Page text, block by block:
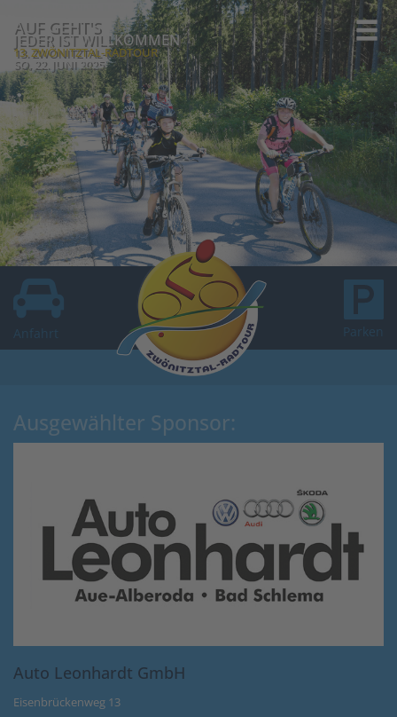
AUF GEHT'S
JEDER IST WILLKOMMEN
13. ZWÖNITZTAL-RADTOUR
SO, 22. JUNI 2025
Anfahrt Parken
Ausgewählter Sponsor:
Auto Leonhardt GmbH
Eisenbrückenweg 13